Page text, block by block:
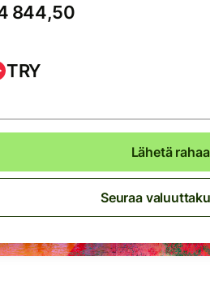
TRY
Lähetä rahaa
Seuraa